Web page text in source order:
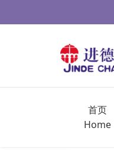
首页
Home